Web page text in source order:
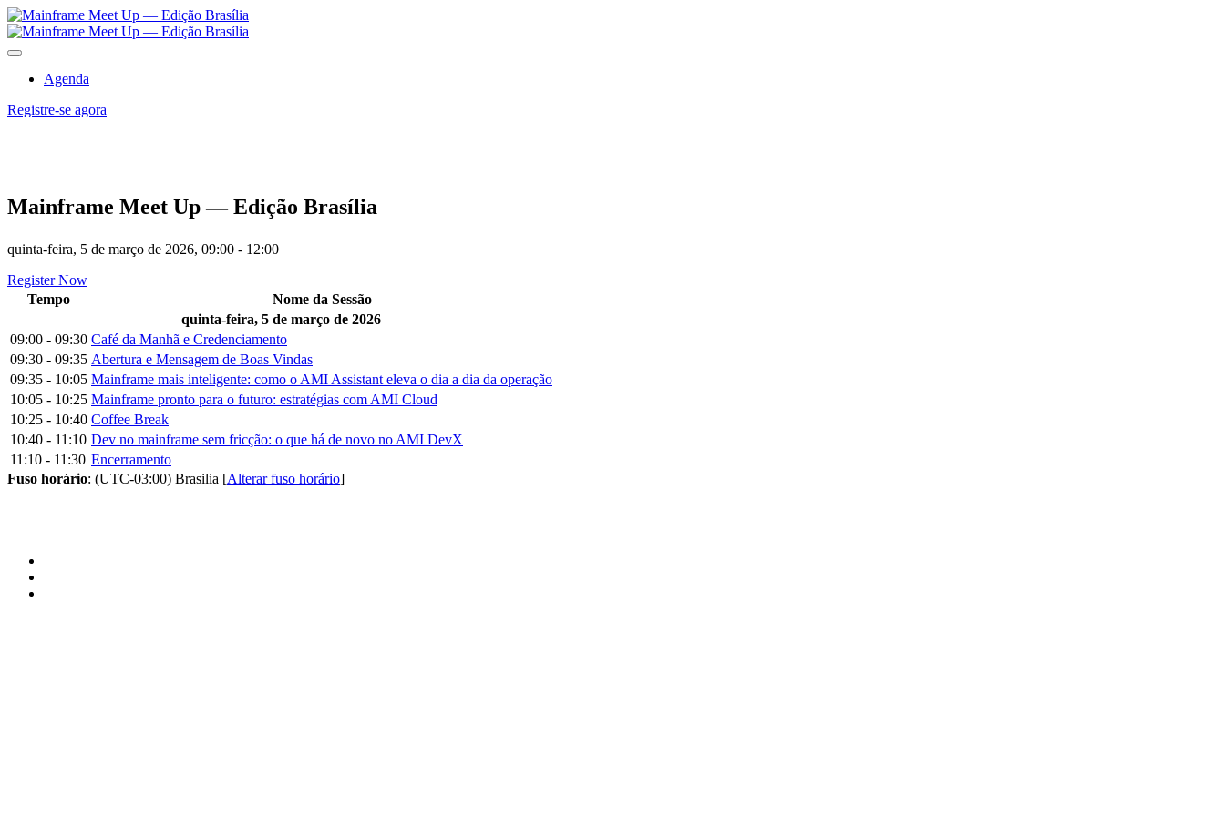
Agenda
Registre-se agora
Mainframe Meet Up — Edição Brasília
quinta-feira, 5 de março de 2026, 09:00 - 12:00
Register Now
Tempo
Nome da Sessão
quinta-feira, 5 de março de 2026
09:00 - 09:30 Café da Manhã e Credenciamento
09:30 - 09:35 Abertura e Mensagem de Boas Vindas
09:35 - 10:05 Mainframe mais inteligente: como o AMI Assistant eleva o dia a dia da operação
10:05 - 10:25 Mainframe pronto para o futuro: estratégias com AMI Cloud
10:25 - 10:40 Coffee Break
10:40 - 11:10 Dev no mainframe sem fricção: o que há de novo no AMI DevX
11:10 - 11:30 Encerramento
Fuso horário: (UTC-03:00) Brasilia [Alterar fuso horário]